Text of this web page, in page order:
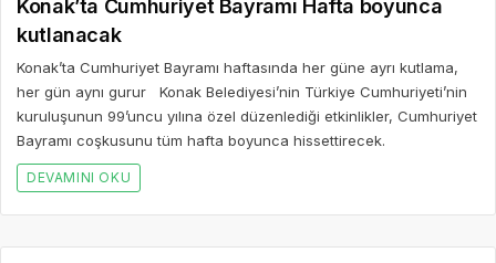
Konak’ta Cumhuriyet Bayramı Hafta boyunca
kutlanacak
Konak’ta Cumhuriyet Bayramı haftasında her güne ayrı kutlama,
her gün aynı gurur Konak Belediyesi’nin Türkiye Cumhuriyeti’nin
kuruluşunun 99’uncu yılına özel düzenlediği etkinlikler, Cumhuriyet
Bayramı coşkusunu tüm hafta boyunca hissettirecek.
DEVAMINI OKU